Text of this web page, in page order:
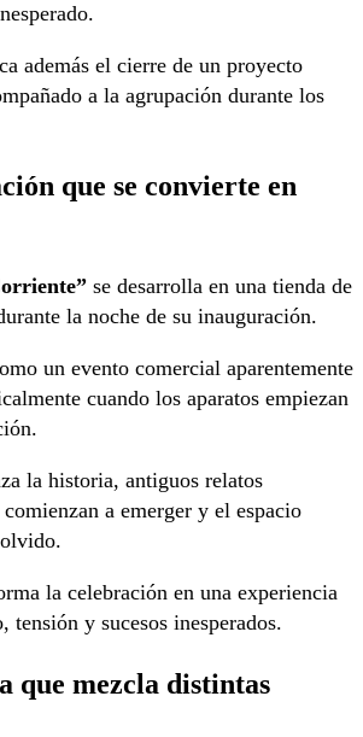
además el cierre de un proyecto
a la agrupación durante los
que se convierte en
se desarrolla en una tienda de
la noche de su inauguración.
un evento comercial aparentemente
cuando los aparatos empiezan
la historia, antiguos relatos
a emerger y el espacio
la celebración en una experiencia
tensión y sucesos inesperados.
que mezcla distintas